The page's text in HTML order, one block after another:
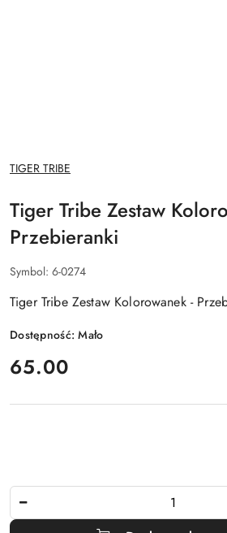
NAZWA
PRODUCENTA:
TIGER TRIBE
Tiger Tribe Zestaw
Przebieranki
Symbol: 6-0274
Tiger Tribe Zestaw Kolorowanek -
Dostępność:Mało
cena:
65.00